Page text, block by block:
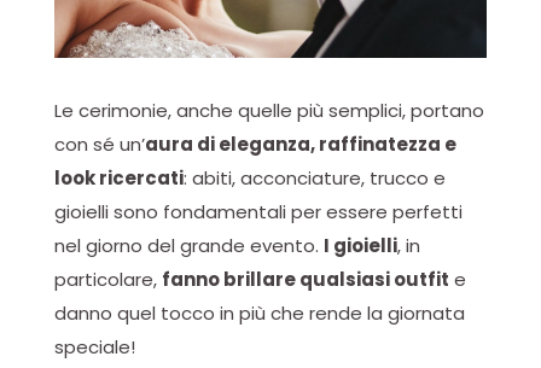
Le cerimonie, anche quelle più semplici, portano
con sé un’aura di eleganza, raffinatezza e
look ricercati: abiti, acconciature, trucco e
gioielli sono fondamentali per essere perfetti
nel giorno del grande evento. I gioielli, in
particolare, fanno brillare qualsiasi outfit e
danno quel tocco in più che rende la giornata
speciale!